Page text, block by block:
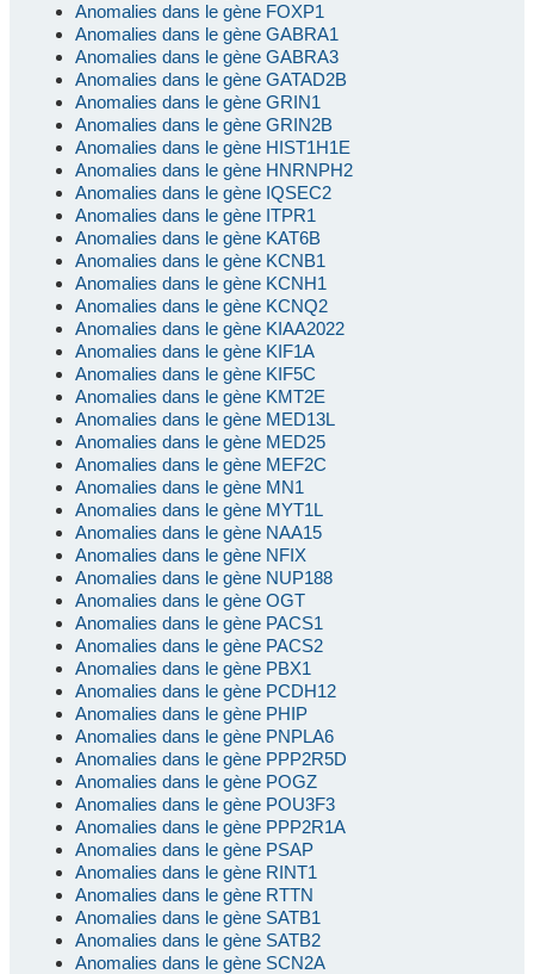
Anomalies dans le gène FOXP1
Anomalies dans le gène GABRA1
Anomalies dans le gène GABRA3
Anomalies dans le gène GATAD2B
Anomalies dans le gène GRIN1
Anomalies dans le gène GRIN2B
Anomalies dans le gène HIST1H1E
Anomalies dans le gène HNRNPH2
Anomalies dans le gène IQSEC2
Anomalies dans le gène ITPR1
Anomalies dans le gène KAT6B
Anomalies dans le gène KCNB1
Anomalies dans le gène KCNH1
Anomalies dans le gène KCNQ2
Anomalies dans le gène KIAA2022
Anomalies dans le gène KIF1A
Anomalies dans le gène KIF5C
Anomalies dans le gène KMT2E
Anomalies dans le gène MED13L
Anomalies dans le gène MED25
Anomalies dans le gène MEF2C
Anomalies dans le gène MN1
Anomalies dans le gène MYT1L
Anomalies dans le gène NAA15
Anomalies dans le gène NFIX
Anomalies dans le gène NUP188
Anomalies dans le gène OGT
Anomalies dans le gène PACS1
Anomalies dans le gène PACS2
Anomalies dans le gène PBX1
Anomalies dans le gène PCDH12
Anomalies dans le gène PHIP
Anomalies dans le gène PNPLA6
Anomalies dans le gène PPP2R5D
Anomalies dans le gène POGZ
Anomalies dans le gène POU3F3
Anomalies dans le gène PPP2R1A
Anomalies dans le gène PSAP
Anomalies dans le gène RINT1
Anomalies dans le gène RTTN
Anomalies dans le gène SATB1
Anomalies dans le gène SATB2
Anomalies dans le gène SCN2A